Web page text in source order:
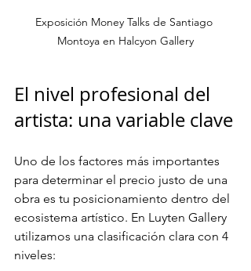
Exposición Money Talks de Santiago
Montoya en Halcyon Gallery
El nivel profesional del
artista: una variable clave
Uno de los factores más importantes
para determinar el precio justo de una
obra es tu posicionamiento dentro del
ecosistema artístico. En Luyten Gallery
utilizamos una clasificación clara con 4
niveles: